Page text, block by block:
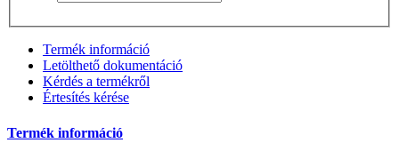
Termék információ
Letölthető dokumentáció
Kérdés a termékről
Értesítés kérése
Termék információ